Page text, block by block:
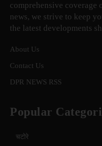
comprehensive coverage
news, we strive to keep
the latest developments
About Us
Contact Us
DPR NEWS RSS
Popular
चटोरे